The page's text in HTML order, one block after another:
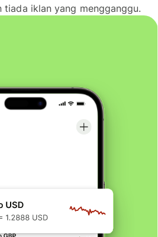
tiada iklan yang mengganggu.